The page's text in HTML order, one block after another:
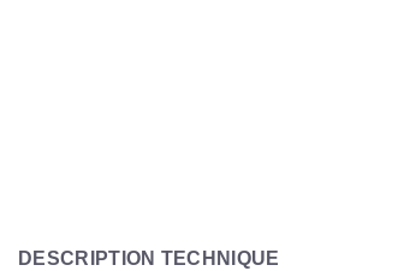
DESCRIPTION TECHNIQUE